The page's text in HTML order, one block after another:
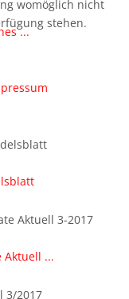
...
Aktuell ...
womöglich nicht
stehen.